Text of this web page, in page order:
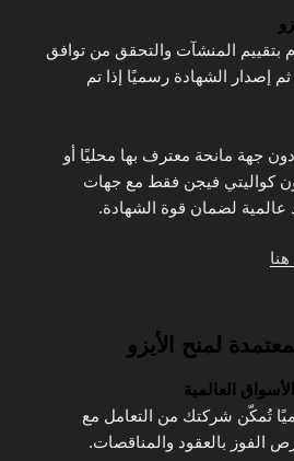
المنشآت والتحقق من توافق
ثم إصدار الشهادة رسميًا إذا تم
جهة مانحة معترف بها محليًا أو
كواليتي فيجن فقط مع جهات
لضمان قوة الشهادة.
لمنح الأيزو
العالمية
تُمكّن شركتك من التعامل مع
الفوز بالعقود والمناقصات.